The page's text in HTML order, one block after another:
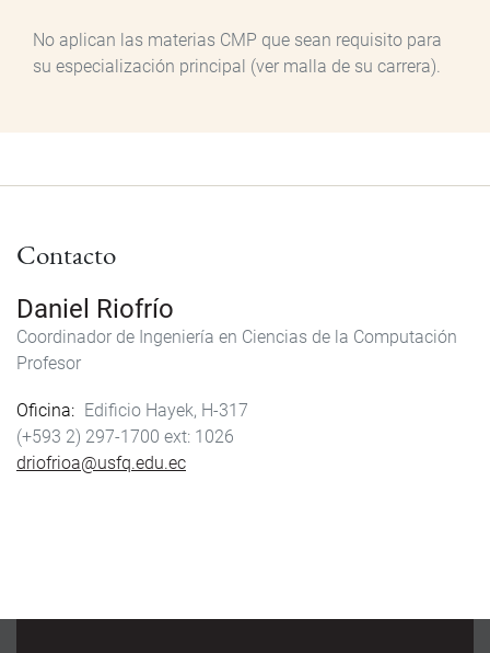
No aplican las materias CMP que sean requisito para
su especialización principal (ver malla de su carrera).
Contacto
Daniel Riofrío
Coordinador de Ingeniería en Ciencias de la Computación
Profesor
Oficina
Edificio Hayek, H-317
(+593 2) 297-1700
1026
driofrioa@usfq.edu.ec